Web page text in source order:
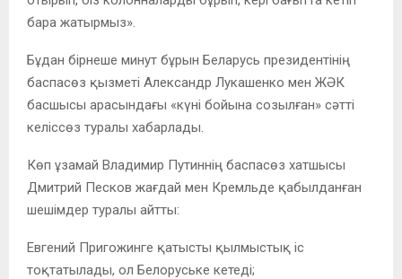
бара жатырмыз».
Бұдан бірнеше минут бұрын Беларусь президентінің
баспасөз қызметі Александр Лукашенко мен ЖӘК
басшысы арасындағы «күні бойына созылған» сәтті
келіссөз туралы хабарлады.
Көп ұзамай Владимир Путиннің баспасөз хатшысы
Дмитрий Песков жағдай мен Кремльде қабылданған
шешімдер туралы айтты:
Евгений Пригожинге қатысты қылмыстық іс
тоқтатылады, ол Белоруське кетеді;